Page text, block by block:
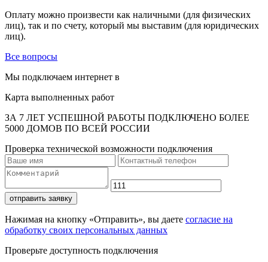
Оплату можно произвести как наличными (для физических
лиц), так и по счету, который мы выставим (для юридических
лиц).
Все вопросы
Мы подключаем интернет в
Карта выполненных работ
ЗА 7 ЛЕТ УСПЕШНОЙ РАБОТЫ ПОДКЛЮЧЕНО БОЛЕЕ
5000 ДОМОВ ПО ВСЕЙ РОССИИ
Проверка технической возможности подключения
отправить заявку
Нажимая на кнопку «Отправить», вы даете согласие на
обработку своих персональных данных
Проверьте доступность подключения